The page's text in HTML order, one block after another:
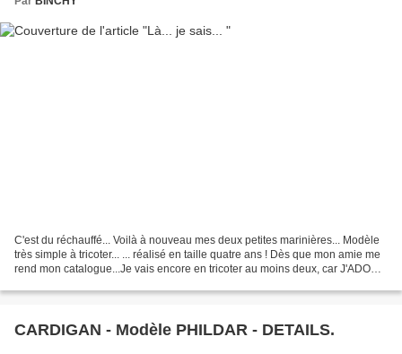
C'est du réchauffé... Voilà à nouveau mes deux petites marinières... Modèle
très simple à tricoter... ... réalisé en taille quatre ans ! Dès que mon amie me
rend mon catalogue...Je vais encore en tricoter au moins deux, car J'ADORE
CARDIGAN - Modèle PHILDAR - DETAILS.